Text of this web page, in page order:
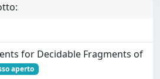
for Decidable Fragments of
aperto